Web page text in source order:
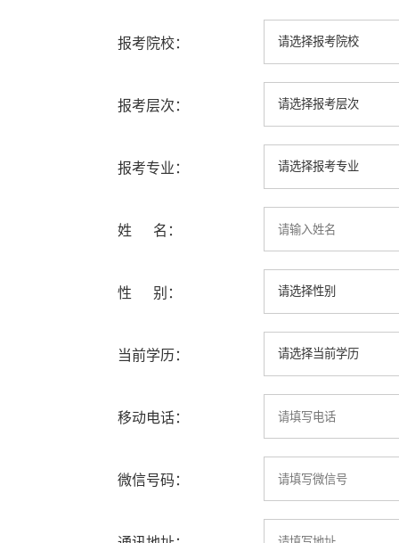
报考院校：
报考层次：
报考专业：
姓 名：
性 别：
当前学历：
移动电话：
微信号码：